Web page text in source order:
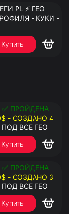
PL ⚡️ ГЕО
- КУКИ -
Купить
✅ ПРОЙДЕНА
- СОЗДАНО 4
ВСЕ ГЕО
Купить
✅ ПРОЙДЕНА
- СОЗДАНО 3
ВСЕ ГЕО
Купить